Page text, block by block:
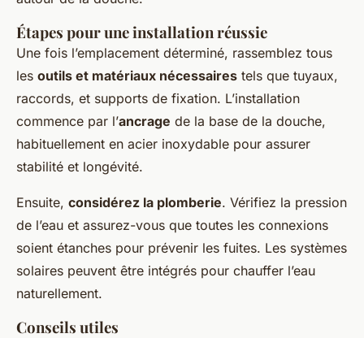
Étapes pour une installation réussie
Une fois l’emplacement déterminé, rassemblez tous
les outils et matériaux nécessaires tels que tuyaux,
raccords, et supports de fixation. L’installation
commence par l’ancrage de la base de la douche,
habituellement en acier inoxydable pour assurer
stabilité et longévité.
Ensuite, considérez la plomberie. Vérifiez la pression
de l’eau et assurez-vous que toutes les connexions
soient étanches pour prévenir les fuites. Les systèmes
solaires peuvent être intégrés pour chauffer l’eau
naturellement.
Conseils utiles